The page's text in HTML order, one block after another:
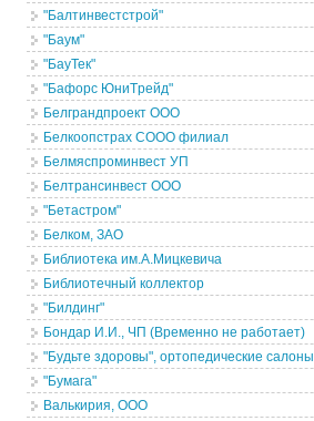
"Балтинвестстрой"
"Баум"
"БауТек"
"Бафорс ЮниTрейд"
Белграндпроект ООО
Белкоопстрах СООО филиал
Белмяспроминвест УП
Белтрансинвест ООО
"Бетастром"
Белком, ЗАО
Библиотека им.А.Мицкевича
Библиотечный коллектор
"Билдинг"
Бондар И.И., ЧП (Временно не работает)
"Будьте здоровы", ортопедические салоны
"Бумага"
Валькирия, ООО